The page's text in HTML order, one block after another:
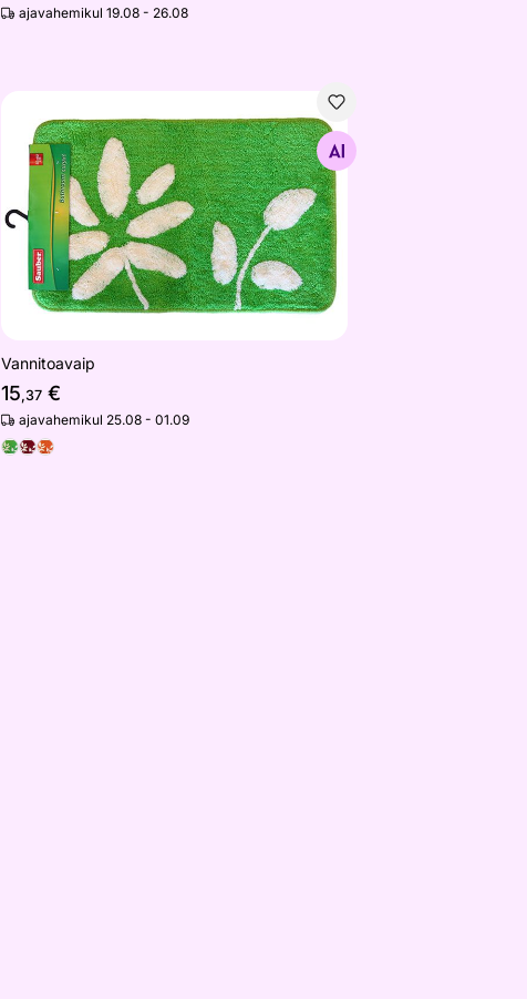
ajavahemikul 19.08 - 26.08
Vannitoavaip
Otsi sarnaseid
Vannitoavaip
15,37€
ajavahemikul 25.08 - 01.09